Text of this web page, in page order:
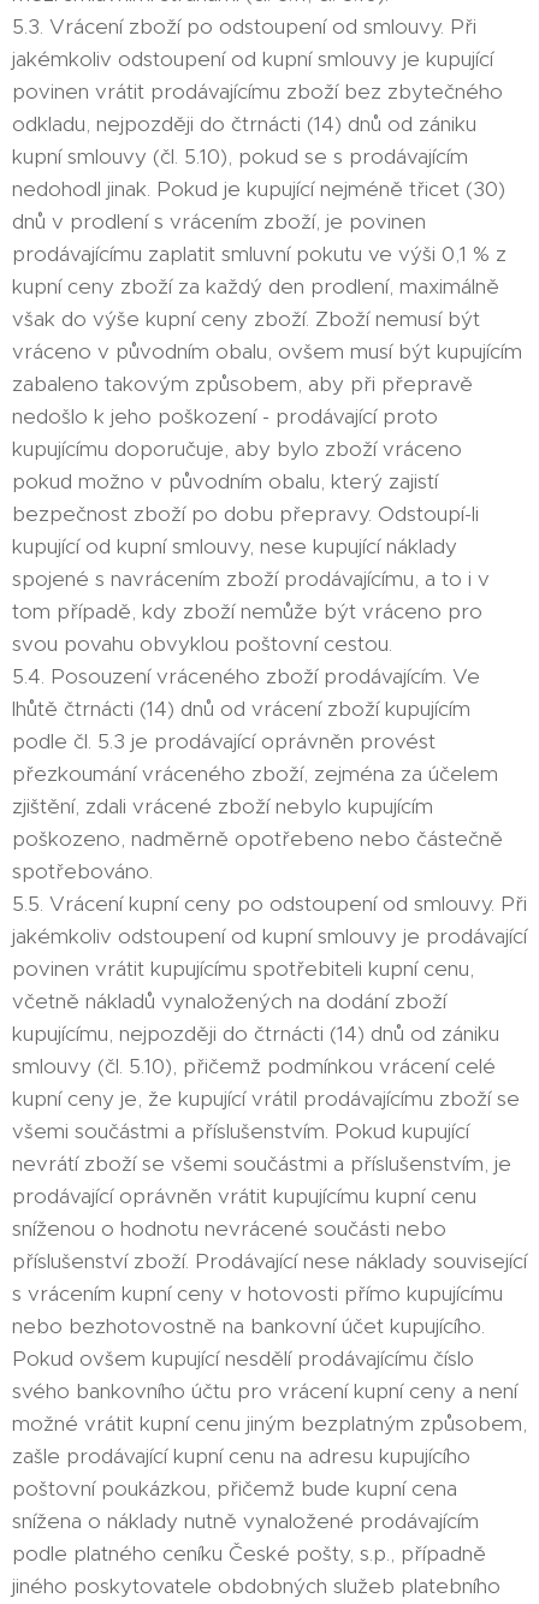
5.3. Vrácení zboží po odstoupení od smlouvy. Při
jakémkoliv odstoupení od kupní smlouvy je kupující
povinen vrátit prodávajícímu zboží bez zbytečného
odkladu, nejpozději do čtrnácti (14) dnů od zániku
kupní smlouvy (čl. 5.10), pokud se s prodávajícím
nedohodl jinak. Pokud je kupující nejméně třicet (30)
dnů v prodlení s vrácením zboží, je povinen
prodávajícímu zaplatit smluvní pokutu ve výši 0,1 % z
kupní ceny zboží za každý den prodlení, maximálně
však do výše kupní ceny zboží. Zboží nemusí být
vráceno v původním obalu, ovšem musí být kupujícím
zabaleno takovým způsobem, aby při přepravě
nedošlo k jeho poškození - prodávající proto
kupujícímu doporučuje, aby bylo zboží vráceno
pokud možno v původním obalu, který zajistí
bezpečnost zboží po dobu přepravy. Odstoupí-li
kupující od kupní smlouvy, nese kupující náklady
spojené s navrácením zboží prodávajícímu, a to i v
tom případě, kdy zboží nemůže být vráceno pro
svou povahu obvyklou poštovní cestou.
5.4. Posouzení vráceného zboží prodávajícím. Ve
lhůtě čtrnácti (14) dnů od vrácení zboží kupujícím
podle čl. 5.3 je prodávající oprávněn provést
přezkoumání vráceného zboží, zejména za účelem
zjištění, zdali vrácené zboží nebylo kupujícím
poškozeno, nadměrně opotřebeno nebo částečně
spotřebováno.
5.5. Vrácení kupní ceny po odstoupení od smlouvy. Při
jakémkoliv odstoupení od kupní smlouvy je prodávající
povinen vrátit kupujícímu spotřebiteli kupní cenu,
včetně nákladů vynaložených na dodání zboží
kupujícímu, nejpozději do čtrnácti (14) dnů od zániku
smlouvy (čl. 5.10), přičemž podmínkou vrácení celé
kupní ceny je, že kupující vrátil prodávajícímu zboží se
všemi součástmi a příslušenstvím. Pokud kupující
nevrátí zboží se všemi součástmi a příslušenstvím, je
prodávající oprávněn vrátit kupujícímu kupní cenu
sníženou o hodnotu nevrácené součásti nebo
příslušenství zboží. Prodávající nese náklady související
s vrácením kupní ceny v hotovosti přímo kupujícímu
nebo bezhotovostně na bankovní účet kupujícího.
Pokud ovšem kupující nesdělí prodávajícímu číslo
svého bankovního účtu pro vrácení kupní ceny a není
možné vrátit kupní cenu jiným bezplatným způsobem,
zašle prodávající kupní cenu na adresu kupujícího
poštovní poukázkou, přičemž bude kupní cena
snížena o náklady nutně vynaložené prodávajícím
podle platného ceníku České pošty, s.p., případně
jiného poskytovatele obdobných služeb platebního